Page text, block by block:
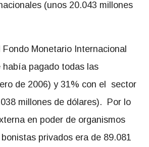
(unos 20.043 millones
Monetario Internacional
había pagado todas las
de 2006) y 31% con el sector
millones de dólares). Por lo
en poder de organismos
privados era de 89.081